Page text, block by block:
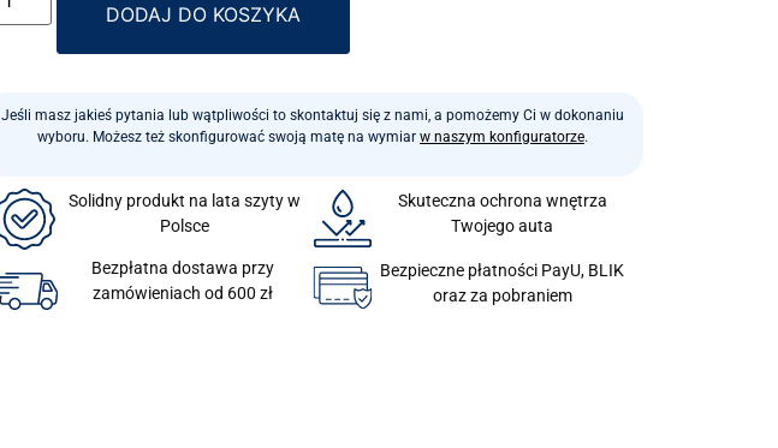
DODAJ DO KOSZYKA
Jeśli masz jakieś pytania lub wątpliwości to skontaktuj się z nami, a pomożemy Ci w dokonaniu
wyboru. Możesz też skonfigurować swoją matę na wymiar w naszym konfiguratorze.
Solidny produkt na lata szyty w
Polsce
Skuteczna ochrona wnętrza
Twojego auta
Bezpłatna dostawa przy
zamówieniach od 600 zł
Bezpieczne płatności PayU, BLIK
oraz za pobraniem